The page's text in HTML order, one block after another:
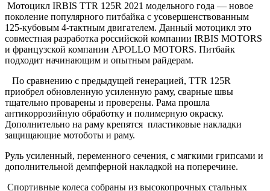
Мотоцикл IRBIS TTR 125R 2021 модельного года — новое
поколение популярного питбайка с усовершенствованным
125-кубовым 4-тактным двигателем. Данный мотоцикл это
совместная разработка российской компании IRBIS MOTORS
и французской компании APOLLO MOTORS. Питбайк
подходит начинающим и опытным райдерам.
По сравнению с предыдущей генерацией, TTR 125R
приобрел обновленную усиленную раму, сварные швы
тщательно проварены и проверены. Рама прошла
антикоррозийную обработку и полимерную окраску.
Дополнительно на раму крепятся пластиковые накладки
защищающие мотоботы и раму.
Руль усиленный, переменного сечения, с мягкими грипсами и
дополнительной демпферной накладкой на поперечине.
Спортивные колеса собраны из высокопрочных стальных